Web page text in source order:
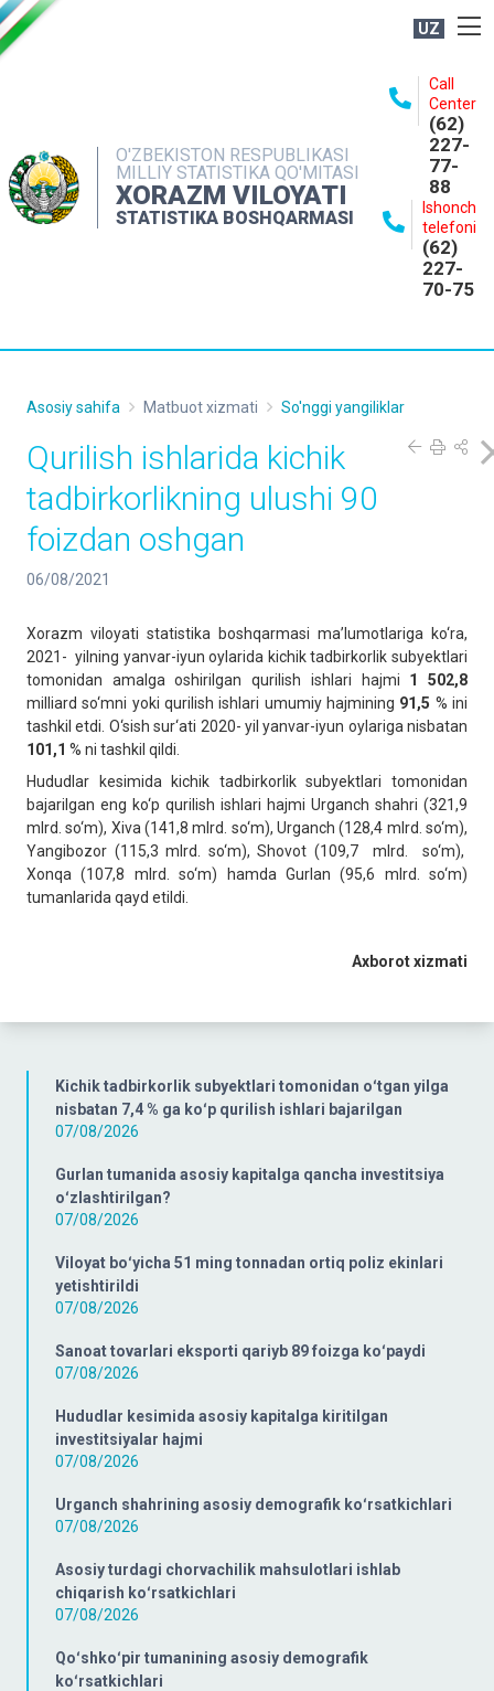
UZ
O'ZBEKISTON RESPUBLIKASI
MILLIY STATISTIKA QO'MITASI
XORAZM VILOYATI
STATISTIKA BOSHQARMASI
Call
Center
(62)
227-
77-
88
Ishonch
telefoni
(62)
227-
70-75
NASHRLAR
INTERAKTIV XIZMATLAR
MATBUOT XIZMATI
Kichik tadbirkorlik subyektlari tomonidan oʻtgan yilga
nisbatan 7,4 % ga koʻp qurilish ishlari bajarilgan
07/08/2026
Gurlan tumanida asosiy kapitalga qancha investitsiya
oʻzlashtirilgan?
07/08/2026
Viloyat boʻyicha 51 ming tonnadan ortiq poliz ekinlari
yetishtirildi
07/08/2026
Sanoat tovarlari eksporti qariyb 89 foizga koʻpaydi
07/08/2026
Hududlar kesimida asosiy kapitalga kiritilgan
investitsiyalar hajmi
07/08/2026
Urganch shahrining asosiy demografik koʻrsatkichlari
07/08/2026
Asosiy turdagi chorvachilik mahsulotlari ishlab
chiqarish koʻrsatkichlari
07/08/2026
Qoʻshkoʻpir tumanining asosiy demografik
koʻrsatkichlari
Asosiy sahifa Matbuot xizmati So'nggi yangiliklar
Qurilish ishlarida kichik
tadbirkorlikning ulushi 90
foizdan oshgan
06/08/2021
Xorazm viloyati statistika boshqarmasi ma’lumotlariga ko‘ra,
2021- yilning yanvar-iyun oylarida kichik tadbirkorlik subyektlari
tomonidan amalga oshirilgan qurilish ishlari hajmi 1 502,8
milliard so‘mni yoki qurilish ishlari umumiy hajmining 91,5 % ini
tashkil etdi. O‘sish sur‘ati 2020- yil yanvar-iyun oylariga nisbatan
101 ,1 % ni tashkil qildi.
Hududlar kesimida kichik tadbirkorlik subyektlari tomonidan
bajarilgan eng ko‘p qurilish ishlari hajmi Urganch shahri (321,9
mlrd. so‘m), Xiva (141,8 mlrd. so‘m), Urganch (128,4 mlrd. so‘m),
Yangibozor (115,3 mlrd. so‘m), Shovot (109,7 mlrd. so‘m),
Xonqa (107,8 mlrd. so‘m) hamda Gurlan (95,6 mlrd. so‘m)
tumanlarida qayd etildi.
Axborot xizmati